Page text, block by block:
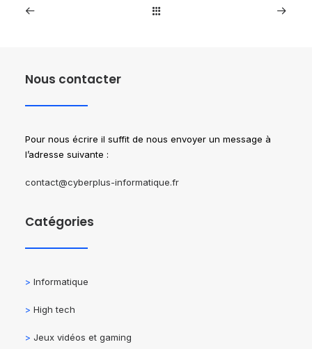
Nous contacter
Pour nous écrire il suffit de nous envoyer un message à
l’adresse suivante :
contact@cyberplus-informatique.fr
Catégories
> Informatique
> High tech
> Jeux vidéos et gaming